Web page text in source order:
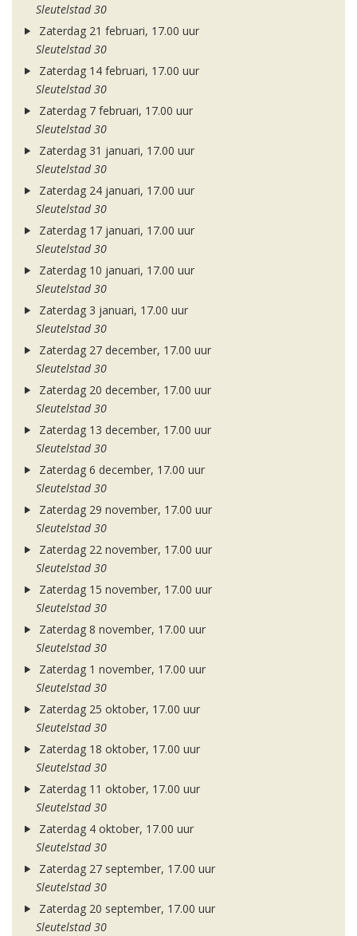
Sleutelstad 30
Zaterdag 21 februari, 17.00 uur
Sleutelstad 30
Zaterdag 14 februari, 17.00 uur
Sleutelstad 30
Zaterdag 7 februari, 17.00 uur
Sleutelstad 30
Zaterdag 31 januari, 17.00 uur
Sleutelstad 30
Zaterdag 24 januari, 17.00 uur
Sleutelstad 30
Zaterdag 17 januari, 17.00 uur
Sleutelstad 30
Zaterdag 10 januari, 17.00 uur
Sleutelstad 30
Zaterdag 3 januari, 17.00 uur
Sleutelstad 30
Zaterdag 27 december, 17.00 uur
Sleutelstad 30
Zaterdag 20 december, 17.00 uur
Sleutelstad 30
Zaterdag 13 december, 17.00 uur
Sleutelstad 30
Zaterdag 6 december, 17.00 uur
Sleutelstad 30
Zaterdag 29 november, 17.00 uur
Sleutelstad 30
Zaterdag 22 november, 17.00 uur
Sleutelstad 30
Zaterdag 15 november, 17.00 uur
Sleutelstad 30
Zaterdag 8 november, 17.00 uur
Sleutelstad 30
Zaterdag 1 november, 17.00 uur
Sleutelstad 30
Zaterdag 25 oktober, 17.00 uur
Sleutelstad 30
Zaterdag 18 oktober, 17.00 uur
Sleutelstad 30
Zaterdag 11 oktober, 17.00 uur
Sleutelstad 30
Zaterdag 4 oktober, 17.00 uur
Sleutelstad 30
Zaterdag 27 september, 17.00 uur
Sleutelstad 30
Zaterdag 20 september, 17.00 uur
Sleutelstad 30